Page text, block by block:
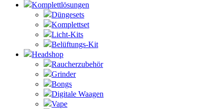
Komplettlösungen
Düngesets
Komplettset
Licht-Kits
Belüftungs-Kit
Headshop
Raucherzubehör
Grinder
Bongs
Digitale Waagen
Vape